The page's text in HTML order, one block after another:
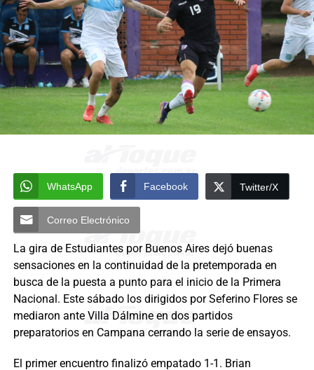
WhatsApp Facebook Twitter/X
Correo Electrónico
La gira de Estudiantes por Buenos Aires dejó buenas
sensaciones en la continuidad de la pretemporada en
busca de la puesta a punto para el inicio de la Primera
Nacional. Este sábado los dirigidos por Seferino Flores se
mediaron ante Villa Dálmine en dos partidos
preparatorios en Campana cerrando la serie de ensayos.
El primer encuentro finalizó empatado 1-1. Brian